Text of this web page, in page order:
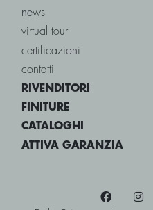
news
virtual tour
certificazioni
contatti
RIVENDITORI
FINITURE
CATALOGHI
ATTIVA GARANZIA